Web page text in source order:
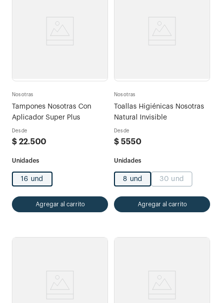
Nosotras
Tampones Nosotras Con
Aplicador Super Plus
Desde
$ 22.500
16 und
Agregar al carrito
Nosotras
Toallas Higiénicas Nosotras
Natural Invisible
Desde
$ 5550
8 und 30 und
Agregar al carrito